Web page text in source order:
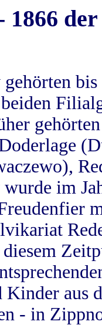
1866
im
Kinder aus
- in